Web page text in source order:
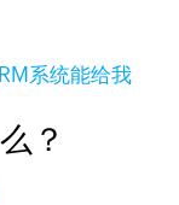
系统能给我
？